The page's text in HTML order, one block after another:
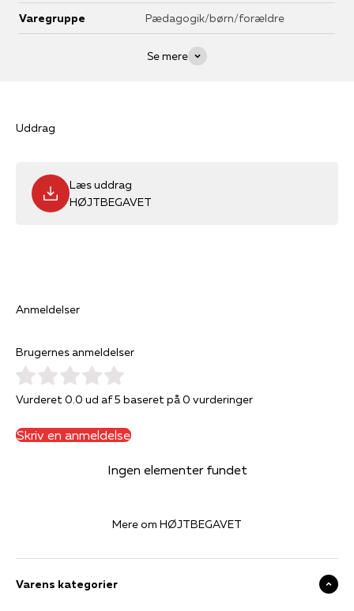
Varegruppe Pædagogik/børn/forældre
Se mere
Uddrag
Læs uddrag
HØJTBEGAVET
Anmeldelser
Brugernes anmeldelser
Vurderet 0.0 ud af 5 baseret på 0 vurderinger
Skriv en anmeldelse
Ingen elementer fundet
Mere om HØJTBEGAVET
Varens kategorier